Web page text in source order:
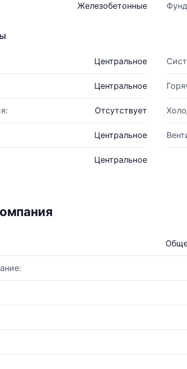
Железобетонные
Центральное
Центральное
Отсутствует
Центральное
Центральное